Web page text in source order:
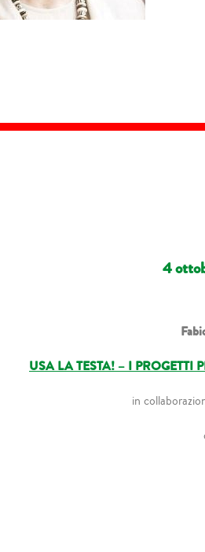
4
USA LA TESTA! – I
in